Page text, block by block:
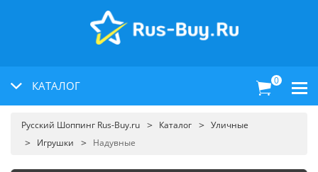
КАТАЛОГ 0
Русский Шоппинг Rus-Buy.ru Каталог
Уличные
Игрушки
Надувные